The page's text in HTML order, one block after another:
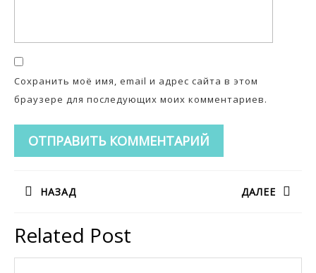
Сохранить моё имя, email и адрес сайта в этом
браузере для последующих моих комментариев.
Навигация
записям
НАЗАД
запись:
ДАЛЕЕ
Related Post